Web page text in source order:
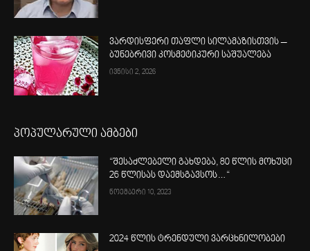
ვარდისფერი თაფლი სილამაზისთვის –
ბუნებრივი კოსმეტიკური საშუალება
ივნისი 2, 2026
პოპულარული ამბები
“შესაძლებელი გახდება, 80 წლის მოხუცი
26 წლისას დაემსგავსოს…“
ნოემბერი 10, 2023
2024 წლის ტრენდული ვარცხნილობები